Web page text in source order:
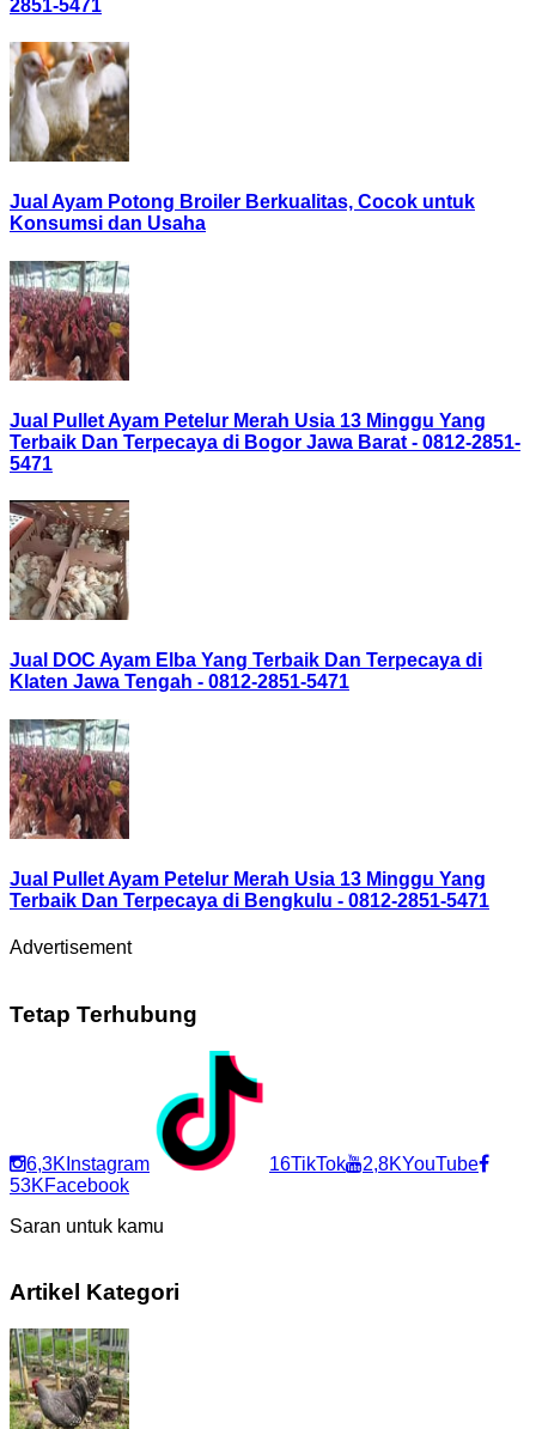
2851-5471
Jual Ayam Potong Broiler Berkualitas, Cocok untuk
Konsumsi dan Usaha
Jual Pullet Ayam Petelur Merah Usia 13 Minggu Yang
Terbaik Dan Terpecaya di Bogor Jawa Barat - 0812-2851-
5471
Jual DOC Ayam Elba Yang Terbaik Dan Terpecaya di
Klaten Jawa Tengah - 0812-2851-5471
Jual Pullet Ayam Petelur Merah Usia 13 Minggu Yang
Terbaik Dan Terpecaya di Bengkulu - 0812-2851-5471
Advertisement
Tetap Terhubung
6,3K Instagram 16TikTok 2,8KYouTube
53KFacebook
Saran untuk kamu
Artikel Kategori